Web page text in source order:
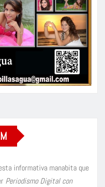
informativa manabita que
Periodismo Digital con